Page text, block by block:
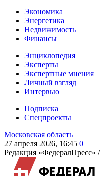
Экономика
Энергетика
Недвижимость
Финансы
Энциклопедия
Эксперты
Экспертные мнения
Личный взгляд
Интервью
Подписка
Спецпроекты
Московская область
27 апреля 2026, 16:45 0
Редакция «ФедералПресс» /